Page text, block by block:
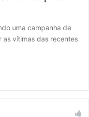
uma campanha de
vítimas das recentes